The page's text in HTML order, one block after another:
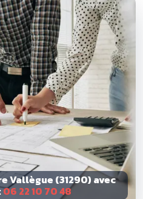
Vallègue (31290) avec
06 22 10 70 48